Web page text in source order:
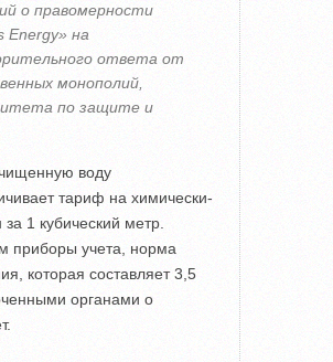
о правомерности
на
ответа от
монополий,
по защите и
воду
тариф на химически-
1 кубический метр.
приборы учета, норма
которая составляет 3,5
органами о